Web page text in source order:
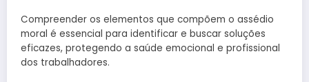
Compreender os elementos que compõem o assédio
moral é essencial para identificar e buscar soluções
eficazes, protegendo a saúde emocional e profissional
dos trabalhadores.